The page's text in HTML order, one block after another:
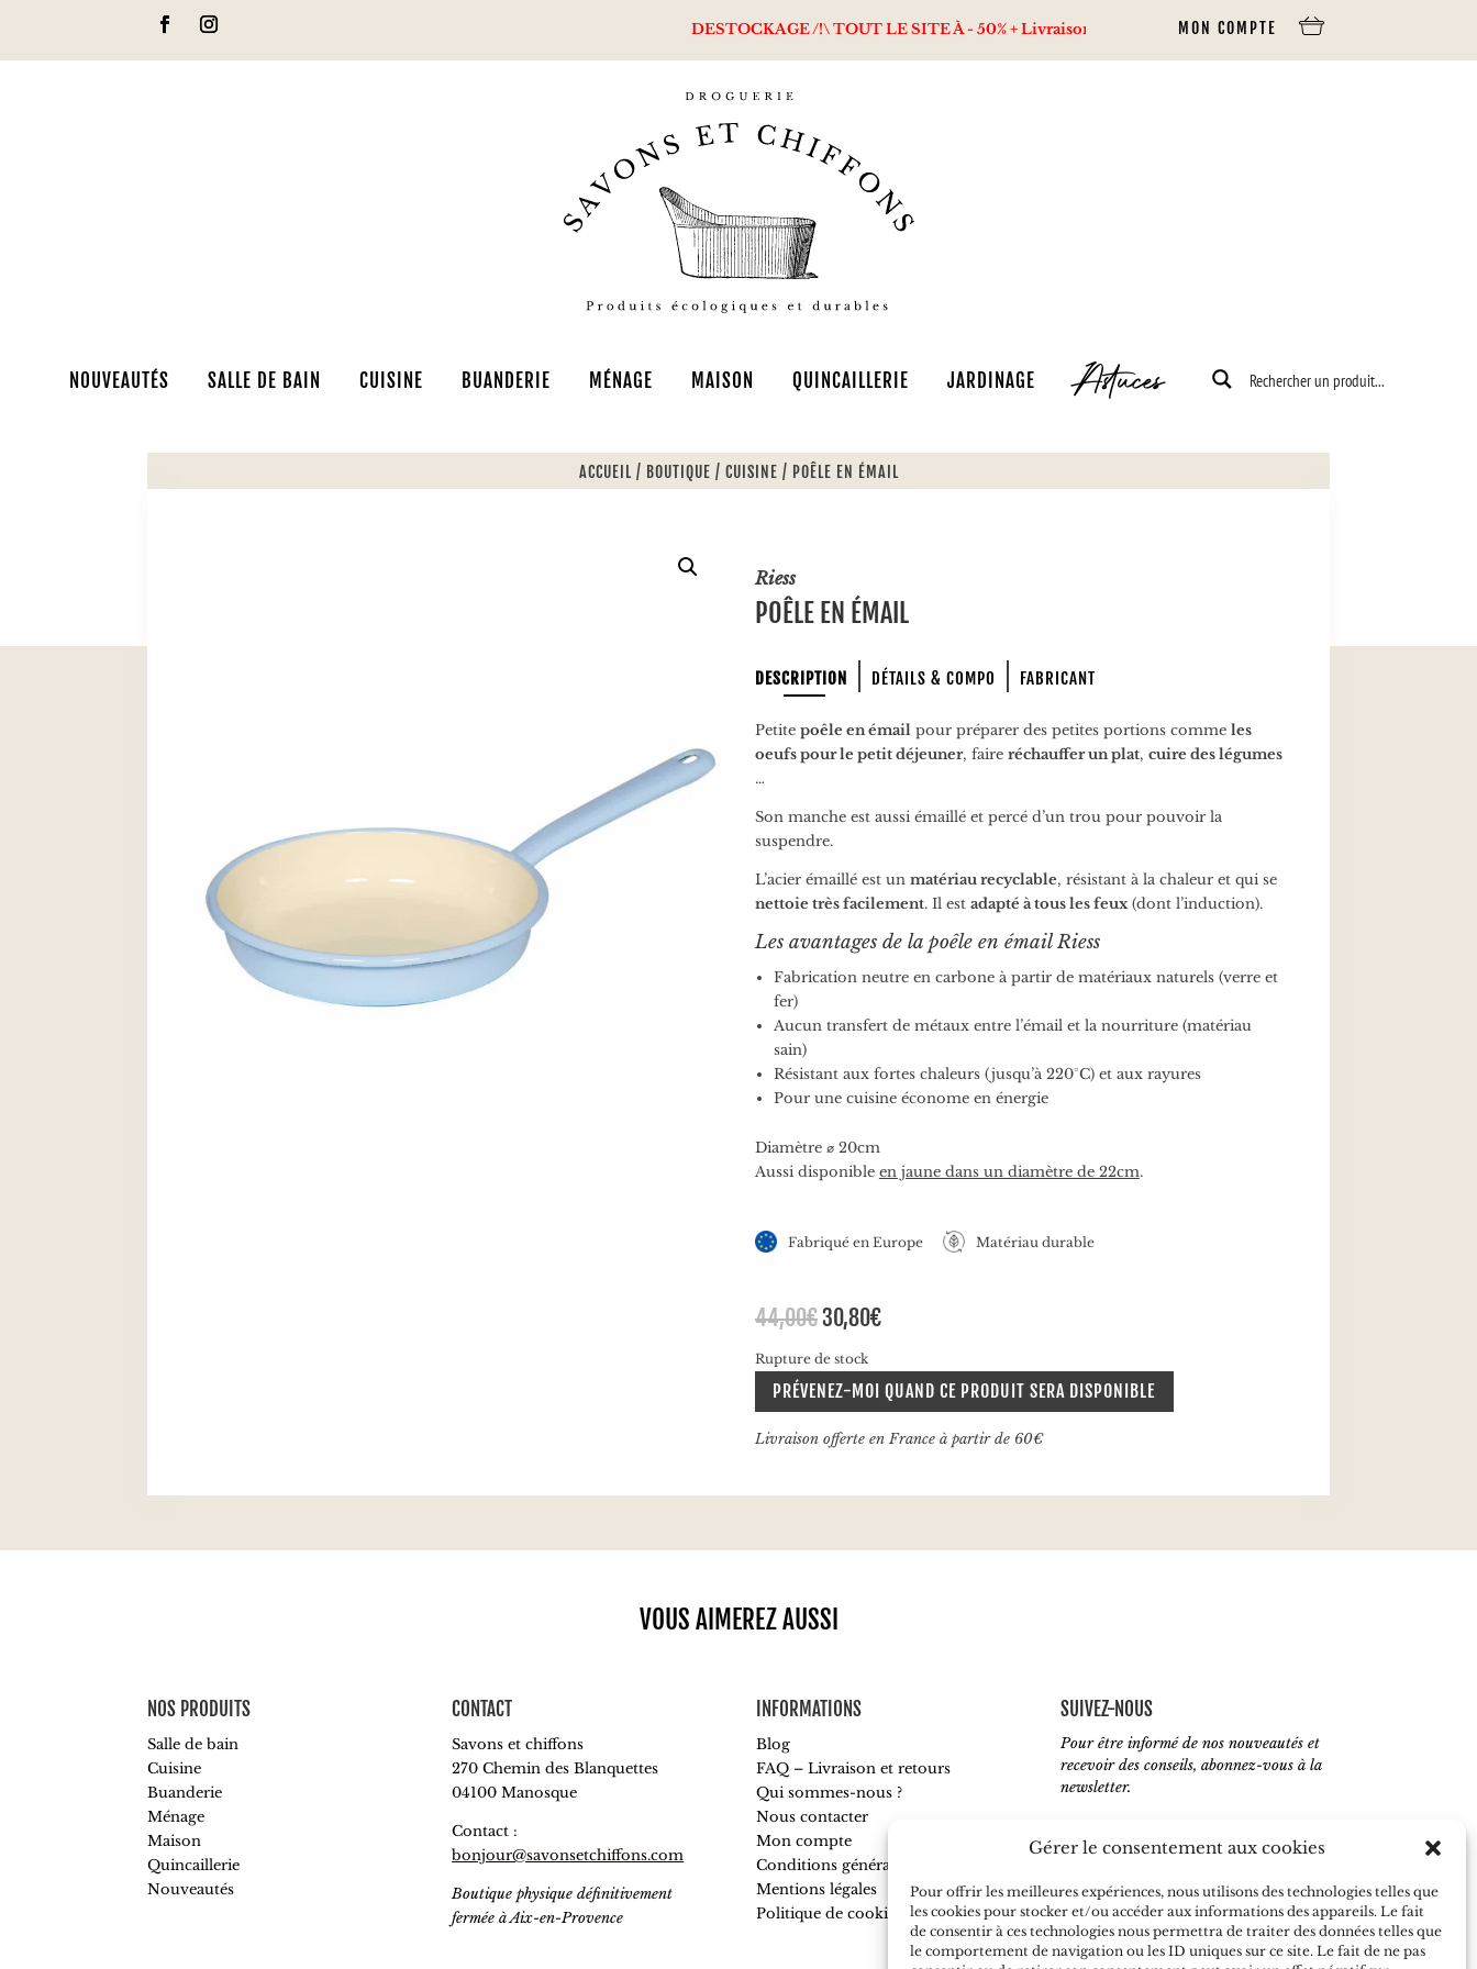
Gérer le consentement aux cookies
Pour offrir les meilleures expériences, nous utilisons des technologies telles que
les cookies pour stocker et/ou accéder aux informations des appareils. Le fait
de consentir à ces technologies nous permettra de traiter des données telles que
le comportement de navigation ou les ID uniques sur ce site. Le fait de ne pas
DESTOCKAGE /!\ TOUT LE SITE À - 50% + Livraison offerte dès 80€ d’achats via Mondial Relay, 100€ via Colissimo.
MON COMPTE
NOUVEAUTÉS SALLE DE BAIN CUISINE BUANDERIE MÉNAGE MAISON QUINCAILLERIE JARDINAGE Astuces
ACCUEIL / BOUTIQUE / CUISINE / POÊLE EN ÉMAIL
Riess
POÊLE EN ÉMAIL
DESCRIPTION DÉTAILS & COMPO FABRICANT
Petite poêle en émailpour préparer des petites portions comme les
oeufs pour le petit déjeuner, faire réchauffer un plat, cuire des légumes
…
Son manche est aussi émaillé et percé d’un trou pour pouvoir la
suspendre.
L’acier émaillé est un matériau recyclable, résistant à la chaleur et qui se
nettoie très facilement. Il est adapté à tous les feux(dont l’induction).
Les avantages de la poêle en émail Riess
Fabrication neutre en carbone à partir de matériaux naturels (verre et
fer)
Aucun transfert de métaux entre l’émail et la nourriture (matériau
sain)
Résistant aux fortes chaleurs (jusqu’à 220°C) et aux rayures
Pour une cuisine économe en énergie
Diamètre ⌀ 20cm
Aussi disponible en jaune dans un diamètre de 22cm.
Fabriqué en Europe Matériau durable
44,00€Le
initial
était :
44,00€.
30,80€Le
actuel
est :
30,80€.
Rupture de stock
PRÉVENEZ-MOI QUAND CE PRODUIT SERA DISPONIBLE
Livraison offerte en France à partir de 60€
VOUS AIMEREZ AUSSI
NOS PRODUITS
Salle de bain
Cuisine
Buanderie
Ménage
Maison
Quincaillerie
Nouveautés
CONTACT
Savons et chiffons
270 Chemin des Blanquettes
04100 Manosque
Contact :
bonjour@savonsetchiffons.com
Boutique physique définitivement
fermée à Aix-en-Provence
INFORMATIONS
Blog
FAQ – Livraison et retours
Qui sommes-nous ?
Nous contacter
Mon compte
Conditions générales de vente
Mentions légales
Politique de cookies
SUIVEZ-NOUS
Pour être informé de nos nouveautés et
recevoir des conseils, abonnez-vous à la
newsletter.
J'accepte de recevoir vos e-mails et
confirme avoir pris connaissance de votre
politique de confidentialité